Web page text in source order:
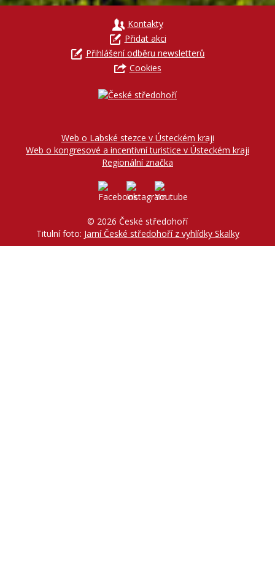
Kontakty
Přidat akci
Přihlášení odběru newsletterů
Cookies
Web o Labské stezce v Ústeckém kraji
Web o kongresové a incentivní turistice v Ústeckém kraji
Regionální značka
© 2026 České středohoří
Titulní foto: Jarní České středohoří z vyhlídky Skalky